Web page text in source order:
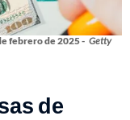
febrero de 2025 - Getty
de